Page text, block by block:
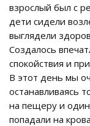
взрослый был с
дети сидели
выглядели
Создалось
спокойствия и
В этот день мы
останавливаясь
на пещеру и
попадали на